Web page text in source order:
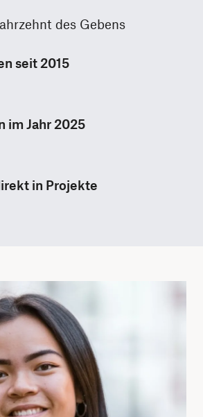
des Gebens
seit 2015
im Jahr 2025
in Projekte